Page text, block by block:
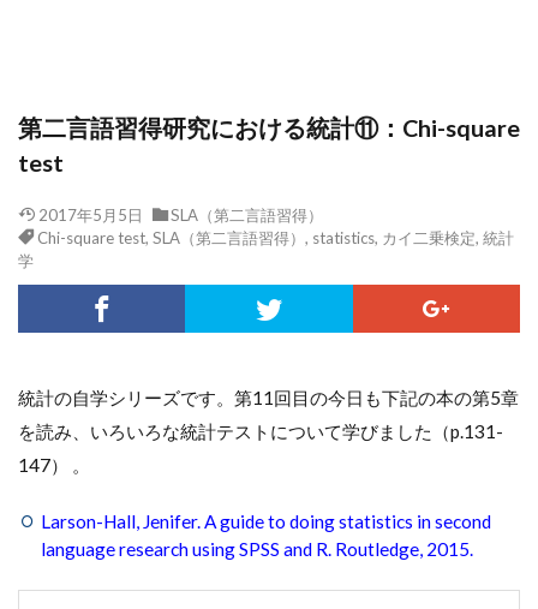
第二言語習得研究における統計⑪：Chi-square
test
2017年5月5日
SLA（第二言語習得）
Chi-square test, SLA（第二言語習得） , statistics, カイ二乗検定, 統計
学
統計の自学シリーズです。第11回目の今日も下記の本の第5章
を読み、いろいろな統計テストについて学びました（p.131-
147） 。
Larson-Hall, Jenifer. A guide to doing statistics in second
language research using SPSS and R. Routledge, 2015.